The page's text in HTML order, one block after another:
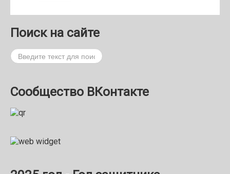
Поиск на сайте
Поиск
Сообщество ВКонтакте